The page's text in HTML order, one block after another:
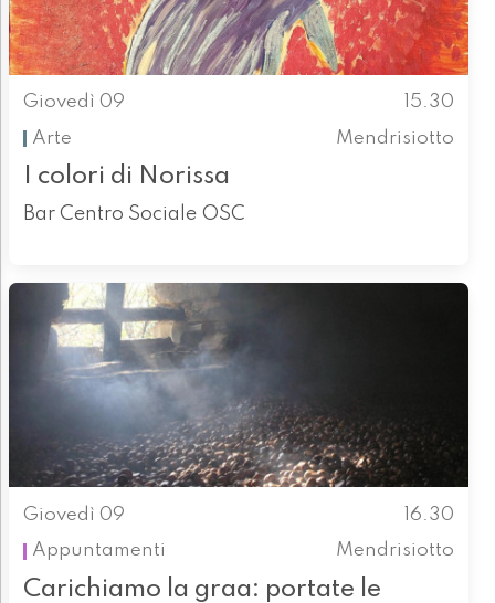
Giovedì 09
15.30
Arte
Mendrisiotto
I colori di Norissa
Bar Centro Sociale OSC
Giovedì 09
16.30
Appuntamenti
Mendrisiotto
Carichiamo la graa: portate le